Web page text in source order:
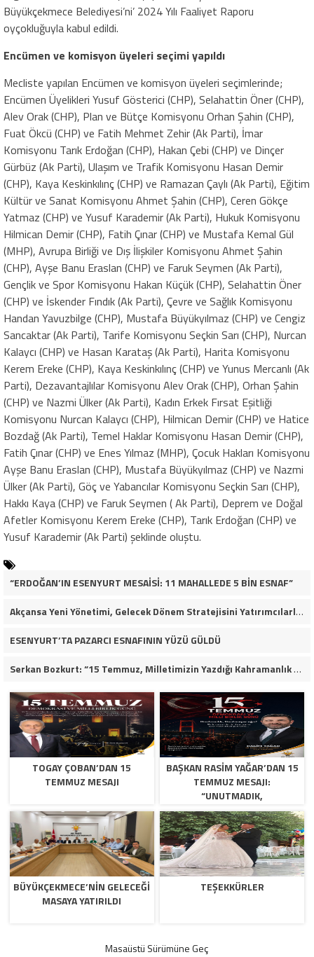
Büyükçekmece Belediyesi’ni’ 2024 Yılı Faaliyet Raporu
oyçokluğuyla kabul edildi.
Encümen ve komisyon üyeleri seçimi yapıldı
Mecliste yapılan Encümen ve komisyon üyeleri seçimlerinde;
Encümen Üyelikleri Yusuf Gösterici (CHP), Selahattin Öner (CHP),
Alev Orak (CHP), Plan ve Bütçe Komisyonu Orhan Şahin (CHP),
Fuat Ökcü (CHP) ve Fatih Mehmet Zehir (Ak Parti), İmar
Komisyonu Tarık Erdoğan (CHP), Hakan Çebi (CHP) ve Dinçer
Gürbüz (Ak Parti), Ulaşım ve Trafik Komisyonu Hasan Demir
(CHP), Kaya Keskinkılınç (CHP) ve Ramazan Çaylı (Ak Parti), Eğitim
Kültür ve Sanat Komisyonu Ahmet Şahin (CHP), Ceren Gökçe
Yatmaz (CHP) ve Yusuf Karademir (Ak Parti), Hukuk Komisyonu
Hilmican Demir (CHP), Fatih Çınar (CHP) ve Mustafa Kemal Gül
(MHP), Avrupa Birliği ve Dış İlişkiler Komisyonu Ahmet Şahin
(CHP), Ayşe Banu Eraslan (CHP) ve Faruk Seymen (Ak Parti),
Gençlik ve Spor Komisyonu Hakan Küçük (CHP), Selahattin Öner
(CHP) ve İskender Fındık (Ak Parti), Çevre ve Sağlık Komisyonu
Handan Yavuzbilge (CHP), Mustafa Büyükyılmaz (CHP) ve Cengiz
Sancaktar (Ak Parti), Tarife Komisyonu Seçkin Sarı (CHP), Nurcan
Kalaycı (CHP) ve Hasan Karataş (Ak Parti), Harita Komisyonu
Kerem Ereke (CHP), Kaya Keskinkılınç (CHP) ve Yunus Mercanlı (Ak
Parti), Dezavantajlılar Komisyonu Alev Orak (CHP), Orhan Şahin
(CHP) ve Nazmi Ülker (Ak Parti), Kadın Erkek Fırsat Eşitliği
Komisyonu Nurcan Kalaycı (CHP), Hilmican Demir (CHP) ve Hatice
Bozdağ (Ak Parti), Temel Haklar Komisyonu Hasan Demir (CHP),
Fatih Çınar (CHP) ve Enes Yılmaz (MHP), Çocuk Hakları Komisyonu
Ayşe Banu Eraslan (CHP), Mustafa Büyükyılmaz (CHP) ve Nazmi
Ülker (Ak Parti), Göç ve Yabancılar Komisyonu Seçkin Sarı (CHP),
Hakkı Kaya (CHP) ve Faruk Seymen ( Ak Parti), Deprem ve Doğal
Afetler Komisyonu Kerem Ereke (CHP), Tarık Erdoğan (CHP) ve
Yusuf Karademir (Ak Parti) şeklinde oluştu.
“ERDOĞAN’IN ESENYURT MESAİSİ: 11 MAHALLEDE 5 BİN ESNAF”
Akçansa Yeni Yönetimi, Gelecek Dönem Stratejisini Yatırımcılarla Paylaştı
ESENYURT’TA PAZARCI ESNAFININ YÜZÜ GÜLDÜ
Serkan Bozkurt: “15 Temmuz, Milletimizin Yazdığı Kahramanlık Destanıdır”
TOGAY ÇOBAN’DAN 15
TEMMUZ MESAJI
BAŞKAN RASIM YAĞAR’DAN 15
TEMMUZ MESAJI:
“UNUTMADIK,
UNUTTURMAYACAĞIZ”
BÜYÜKÇEKMECE’NİN GELECEĞİ
MASAYA YATIRILDI
TEŞEKKÜRLER
Masaüstü Sürümüne Geç